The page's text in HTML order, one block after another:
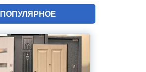
ПОПУЛЯРНОЕ